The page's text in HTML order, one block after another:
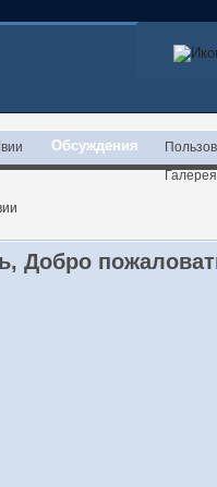
Обсуждения
Галерея
Добро